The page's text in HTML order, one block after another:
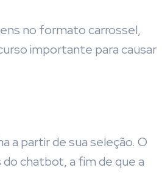
no formato carrossel,
importante para causar
a partir de sua seleção. O
chatbot, a fim de que a